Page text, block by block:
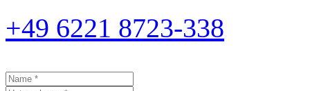
+49 6221 8723-338